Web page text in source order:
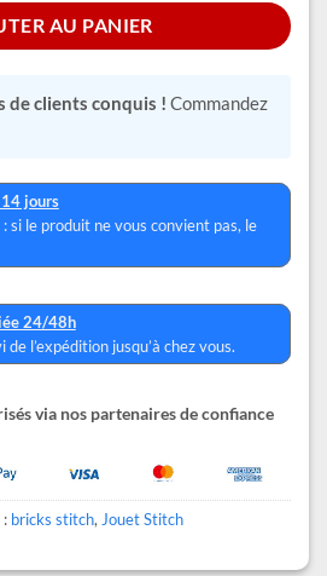
AU PANIER
de clients conquis ! Commandez
jours
si le produit ne vous convient pas, le
24/48h
l’expédition jusqu’à chez vous.
via nos partenaires de confiance
: bricks stitch, Jouet Stitch